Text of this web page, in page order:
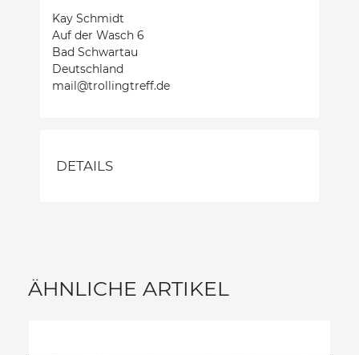
Kay Schmidt
Auf der Wasch 6
Bad Schwartau
Deutschland
mail@trollingtreff.de
DETAILS
ÄHNLICHE ARTIKEL